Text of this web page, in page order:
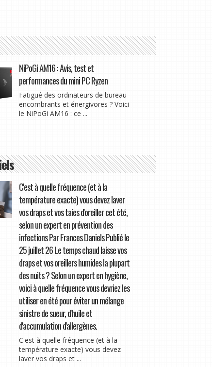
NiPoGi AM16 : Avis, test et
performances du mini PC Ryzen
Fatigué des ordinateurs de bureau
encombrants et énergivores ? Voici
le NiPoGi AM16 : ce ...
C'est à quelle fréquence (et à la
température exacte) vous devez laver
vos draps et vos taies d'oreiller cet été,
selon un expert en prévention des
infections Par Frances Daniels Publié le
25 juillet 26 Le temps chaud laisse vos
draps et vos oreillers humides la plupart
des nuits ? Selon un expert en hygiène,
voici à quelle fréquence vous devriez les
utiliser en été pour éviter un mélange
sinistre de sueur, d'huile et
d'accumulation d'allergènes.
C'est à quelle fréquence (et à la
température exacte) vous devez
laver vos draps et ...